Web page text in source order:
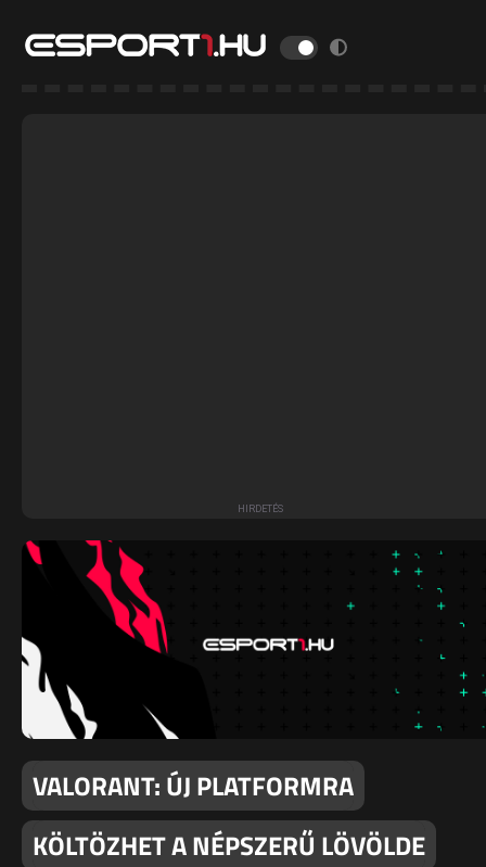
VALORANT: ÚJ PLATFORMRA
KÖLTÖZHET A NÉPSZERŰ LÖVÖLDE